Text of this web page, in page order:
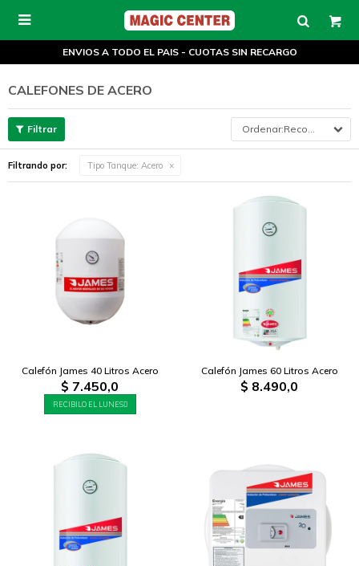

ENVIOS A TODO EL PAIS - CUOTAS SIN RECARGO
CALEFONES DE ACERO
Recomendados
Filtrando por: Tipo Tanque: Acero
Calefón James 40 Litros Acero
$ 7.450,0
RECIBILO EL LUNES
Calefón James 60 Litros Acero
$ 8.490,0